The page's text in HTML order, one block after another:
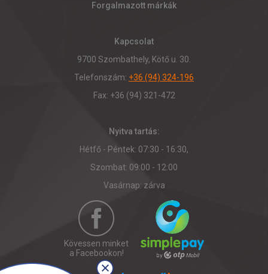
Forgalmazott márkák
Kapcsolat
9700 Szombathely, Kötő u. 30.
Telefonszám: +36 (94) 324-196
Fax: +36 (94) 321-472
Nyitva tartás:
Hétfő - Péntek: 07:30 - 16:30,
Szombat: 09:00 - 12:00
Vasárnap: zárva
Kövessen minket
a Facebookon!